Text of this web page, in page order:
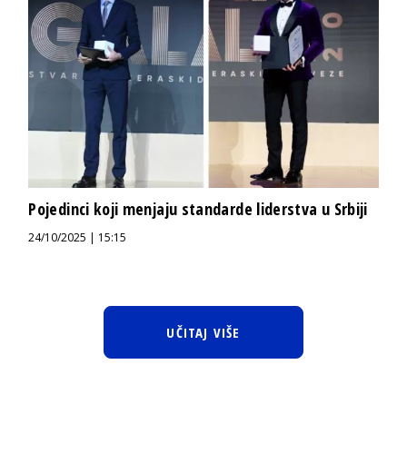
Pojedinci koji menjaju standarde liderstva u Srbiji
24/10/2025 | 15:15
UČITAJ VIŠE